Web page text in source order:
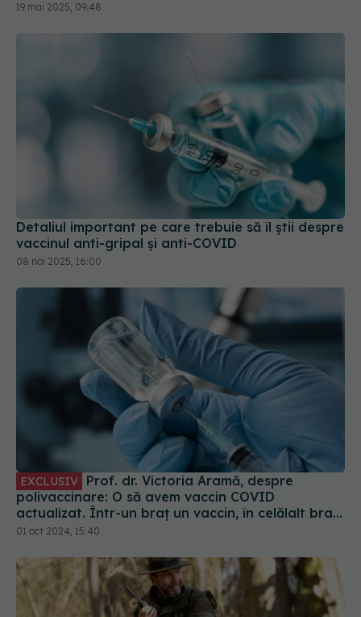
19 mai 2025, 09:48
Detaliul important pe care trebuie să îl știi despre
vaccinul anti-gripal și anti-COVID
08 noi 2025, 16:00
EXCLUSIV
polivaccinare: O să avem vaccin COVID
actualizat. Într-un braț un vaccin, în celălalt braț
alt vaccin, în coapsă al treilea
01 oct 2024, 15:40